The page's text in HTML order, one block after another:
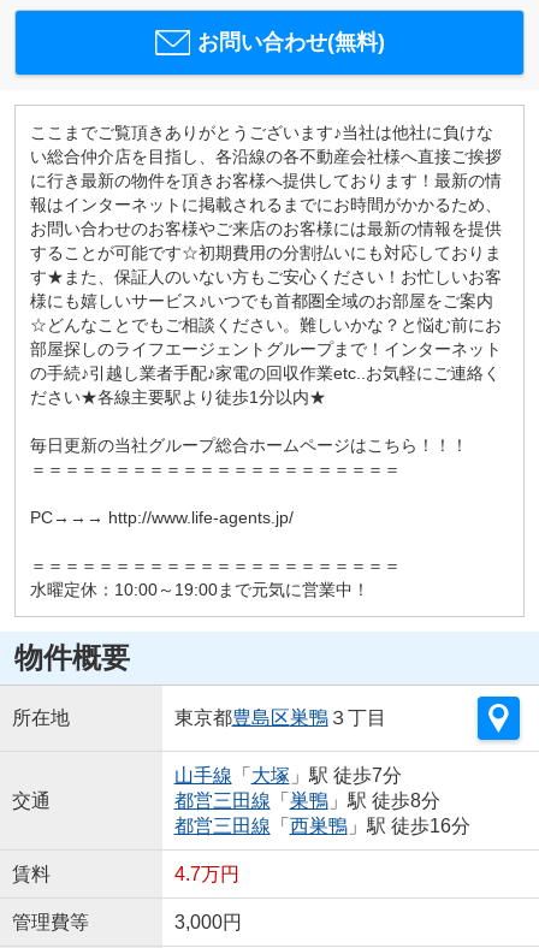
お問い合わせ(無料)
ここまでご覧頂きありがとうございます♪当社は他社に負けな
い総合仲介店を目指し、各沿線の各不動産会社様へ直接ご挨拶
に行き最新の物件を頂きお客様へ提供しております！最新の情
報はインターネットに掲載されるまでにお時間がかかるため、
お問い合わせのお客様やご来店のお客様には最新の情報を提供
することが可能です☆初期費用の分割払いにも対応しておりま
す★また、保証人のいない方もご安心ください！お忙しいお客
様にも嬉しいサービス♪いつでも首都圏全域のお部屋をご案内
☆どんなことでもご相談ください。難しいかな？と悩む前にお
部屋探しのライフエージェントグループまで！インターネット
の手続♪引越し業者手配♪家電の回収作業etc..お気軽にご連絡く
ださい★各線主要駅より徒歩1分以内★
毎日更新の当社グループ総合ホームページはこちら！！！
＝＝＝＝＝＝＝＝＝＝＝＝＝＝＝＝＝＝＝＝＝＝
PC→→→ http://www.life-agents.jp/
＝＝＝＝＝＝＝＝＝＝＝＝＝＝＝＝＝＝＝＝＝＝
水曜定休：10:00～19:00まで元気に営業中！
物件概要
所在地 東京都豊島区巣鴨３丁目
交通
山手線 「 大塚 」駅 徒歩7分
都営三田線 「 巣鴨」駅 徒歩8分
都営三田線 「 西巣鴨」駅 徒歩16分
賃料 4.7万円
管理費等 3,000円